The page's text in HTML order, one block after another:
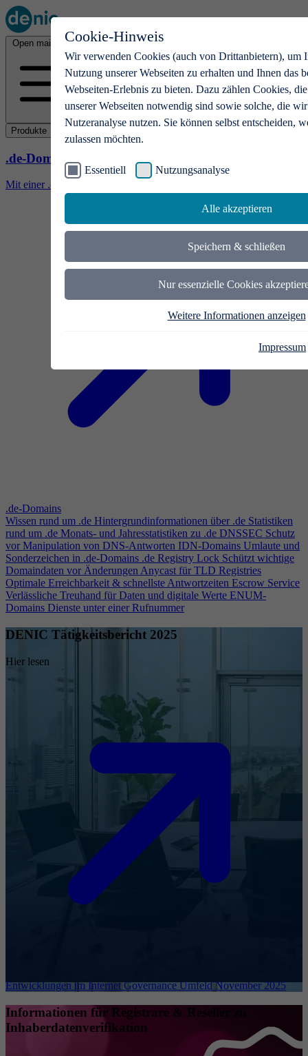
Cookie-Hinweis
Wir verwenden Cookies (auch von Drittanbietern), um
Nutzung unserer Webseiten zu erhalten und Ihnen das
Webseiten-Erlebnis zu bieten. Dazu zählen Cookies,
unserer Webseiten notwendig sind sowie solche, die
Nutzeranalyse nutzen. Sie können selbst entscheiden,
zulassen möchten.
Essentiell Nutzungsanalyse
Alle akzeptieren
Speichern & schließen
Nur essenzielle Cookies
Weitere Informationen anzeigen
Impressum
Open main menu
Produkte
.de-Domains
Mit einer .de-Domain erhalten Ideen eine Bühne
.de-Domains
Wissen rund um .de Hintergrundinformationen über .de Statistiken
rund um .de Monats- und Jahresstatistiken zu .de DNSSEC Schutz
vor Manipulation von DNS-Antworten IDN-Domains Umlaute und
Sonderzeichen in .de-Domains .de Registry Lock Schützt wichtige
Domaindaten vor ÄnderungenAnycast für TLD Registries
Optimale Erreichbarkeit & schnellste Antwortzeiten Escrow Service
Verlässliche Treuhand für Daten und digitale Werte ENUM-
Domains Dienste unter einer Rufnummer
DENIC Tätigkeitsbericht 2025
Hier lesen
Entwicklungen im Internet Governance Umfeld November 2025
Informationen für Registrare & Reseller zu
Inhaberdatenverifikation